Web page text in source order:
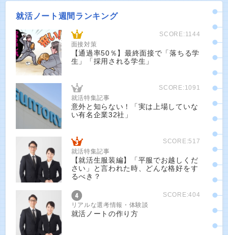
就活ノート週間ランキング
SCORE:1144
面接対策
【通過率50％】最終面接で「落ちる学
生」「採用される学生」
SCORE:1091
就活特集記事
意外と知らない！「実は上場していな
い有名企業32社」
SCORE:517
就活特集記事
【就活生服装編】「平服でお越しくだ
さい」と言われた時、どんな格好をす
るべき？
SCORE:404
リアルな選考情報・体験談
就活ノートの作り方